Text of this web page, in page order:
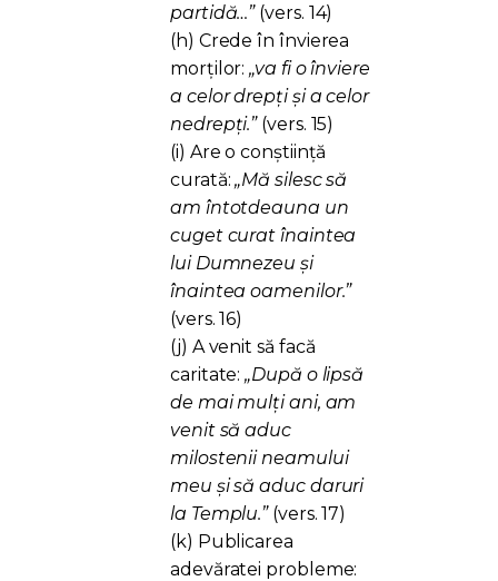
partidă…”(vers. 14)
(h) Crede în învierea
morților:„va fi o înviere
a celor drepți și a celor
nedrepți.”(vers. 15)
(i) Are o conștiință
curată:„Mă silesc să
am întotdeauna un
cuget curat înaintea
lui Dumnezeu și
înaintea oamenilor.”
(vers. 16)
(j) A venit să facă
caritate:„După o lipsă
de mai mulți ani, am
venit să aduc
milostenii neamului
meu și să aduc daruri
la Templu.”(vers. 17)
(k) Publicarea
adevăratei probleme: